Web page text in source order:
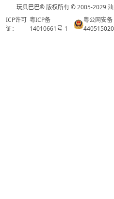
玩具巴巴® 版权所有 © 2005-2029
ICP许可
证：
粤ICP备
14010661号-1
粤公网安备